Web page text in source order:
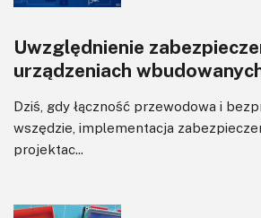
Uwzględnienie
urządzeniach
Dziś, gdy łączność przewodowa i
wszędzie, implementacja
projektac...